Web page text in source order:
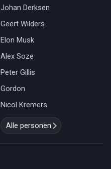
Johan Derksen
Geert Wilders
Elon Musk
Alex Soze
Peter Gillis
Gordon
Nicol Kremers
Alle personen